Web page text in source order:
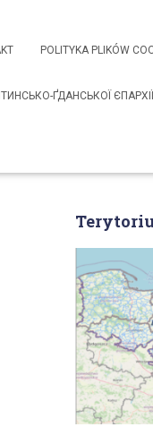
POLITYKA PLIKÓW
ҐДАНСЬКОЇ ЄПАРХІЇ